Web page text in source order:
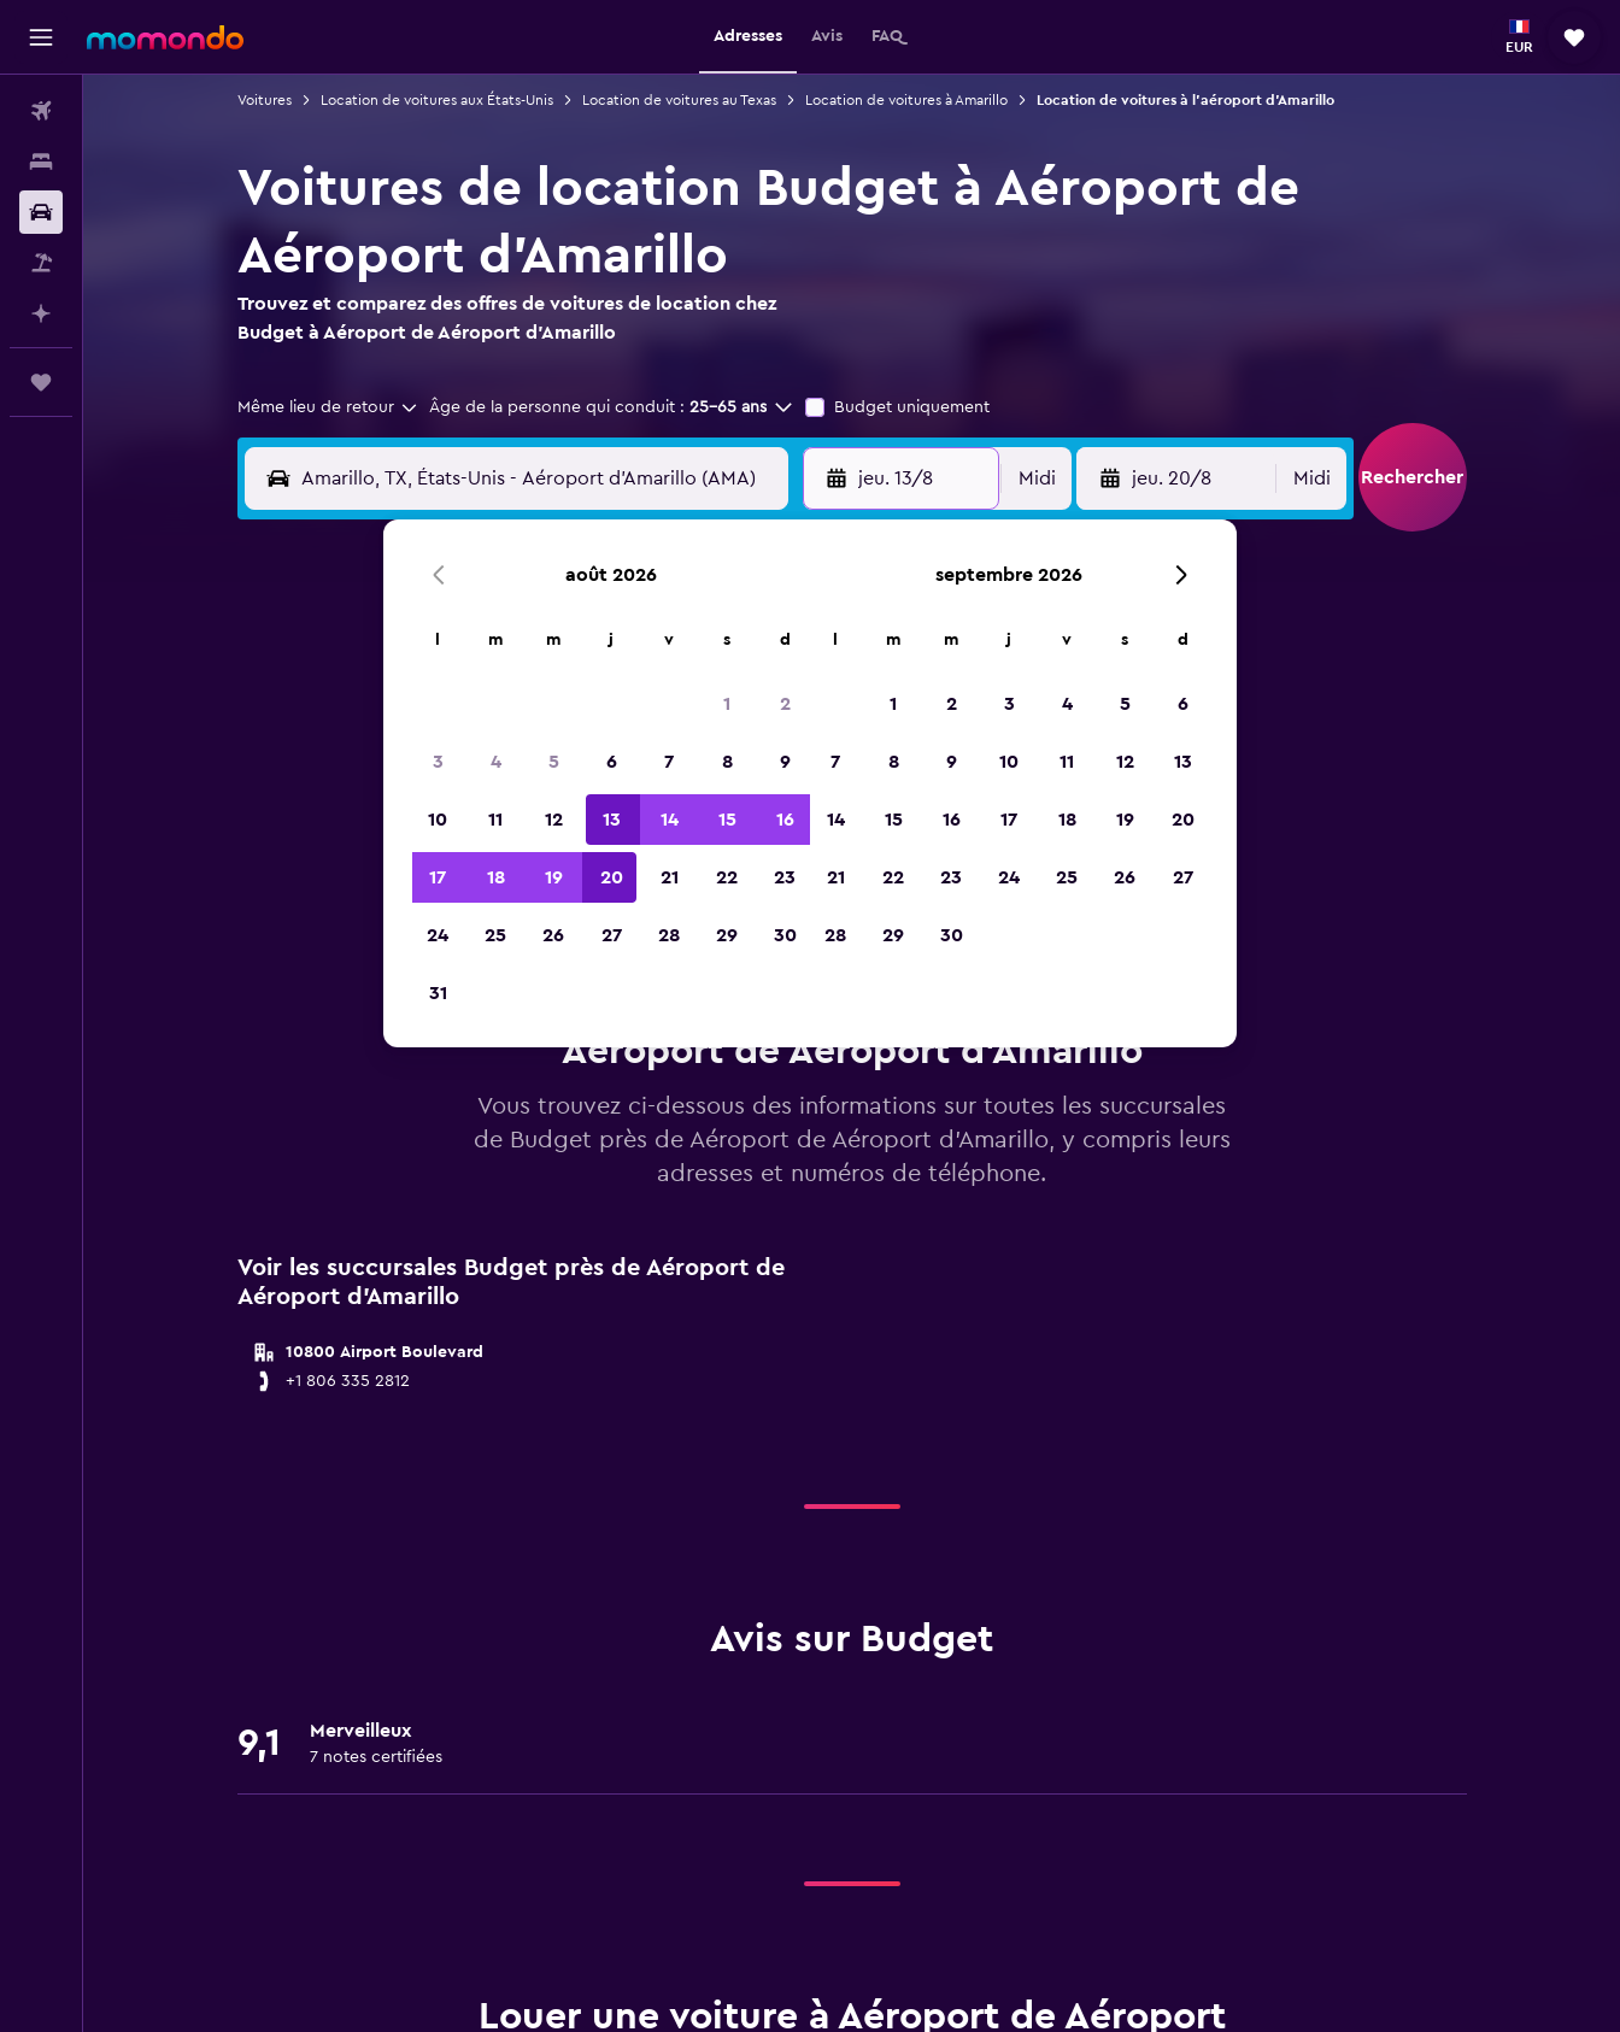
Adresses Avis FAQ
EUR
Voitures Location de voitures aux États-Unis Location de voitures au Texas Location de voitures à Amarillo Location de voitures à l'aéroport d'Amarillo
Voitures de location Budget à Aéroport de
Aéroport d'Amarillo
Trouvez et comparez des offres de voitures de location chez
Budget à Aéroport de Aéroport d'Amarillo
Même lieu de retour Âge de la personne qui conduit : 25-65 ans Budget uniquement
jeu. 13/8 Midi jeu. 20/8 Midi Rechercher
2023
Aéroport de Aéroport d'Amarillo
Vous trouvez ci-dessous des informations sur toutes les succursales
de Budget près de Aéroport de Aéroport d'Amarillo, y compris leurs
adresses et numéros de téléphone.
Voir les succursales Budget près de Aéroport de
Aéroport d'Amarillo
10800 Airport Boulevard
+1 806 335 2812
Avis sur Budget
9,1 Merveilleux
7 notes certifiées
Louer une voiture à Aéroport de Aéroport
août 2026
m m j v s d
1 2
3 4 5 6 7 8 9
10 11 12 13 14 15 16
17 18 19 20 21 22 23
24 25 26 27 28 29 30
31
septembre 2026
m m j v s d
1 2 3 4 5 6
7 8 9 10 11 12 13
14 15 16 17 18 19 20
21 22 23 24 25 26 27
28 29 30